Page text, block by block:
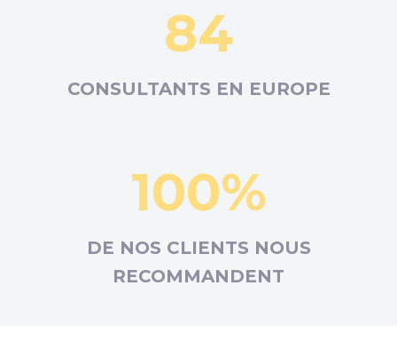
84
CONSULTANTS EN EUROPE
100%
DE NOS CLIENTS NOUS
RECOMMANDENT